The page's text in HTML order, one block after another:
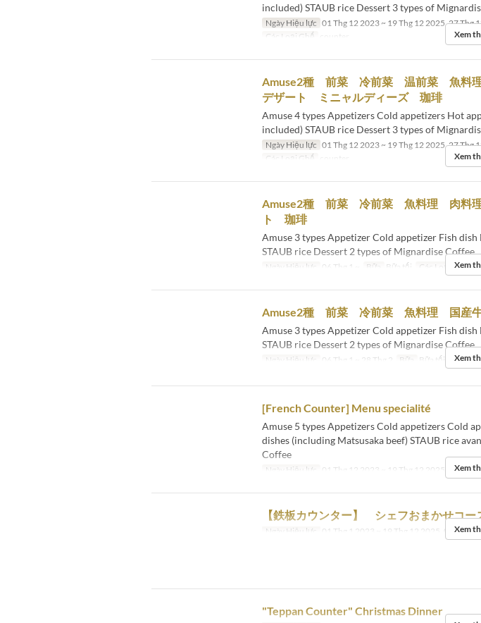
included) STAUB rice Dessert 3 types of
Ngày Hiệu lực 01 Thg 12 2023 ~ 19 Thg 12 2025, 27 Thg
Các Loại Ghế
Xem
Amuse2種 前菜 冷前菜 温前菜 魚料理
デザート ミニャルディーズ 珈琲
Amuse 4 types Appetizers Cold appetizers Hot
included) STAUB rice Dessert 3 types of
Ngày Hiệu lực 01 Thg 12 2023 ~ 19 Thg 12 2025, 27 Thg
Các Loại Ghế
Xem
Amuse2種 前菜 冷前菜 魚料理 肉料理
ト 珈琲
Amuse 3 types Appetizer Cold appetizer Fish
STAUB rice Dessert 2 types of Mignardise Coffee
Ngày Hiệu lực 06 Thg 1 ~ Bữa Bữa tối Các Loại Ghế
Xem
Amuse2種 前菜 冷前菜 魚料理 国産
Amuse 3 types Appetizer Cold appetizer Fish
STAUB rice Dessert 2 types of Mignardise Coffee
Ngày Hiệu lực 06 Thg 1 ~ 28 Thg 2 Bữa Bữa tối Các
Xem
[French Counter] Menu specialité
Amuse 5 types Appetizers Cold appetizers Cold
dishes (including Matsusaka beef) STAUB rice
Coffee
Ngày Hiệu lực 01 Thg 12 2023 ~ 19 Thg 12 2025, 06 Thg
Xem
【鉄板カウンター】 シェフおまかせコ
Ngày Hiệu lực 01 Thg 1 2023 ~ 19 Thg 12 2025, 06 Thg 1 ~
Xem
"Teppan Counter" Christmas Dinner